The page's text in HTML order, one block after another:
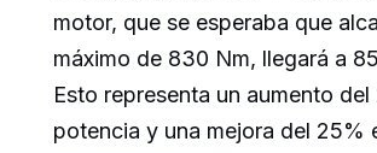
motor, que se esperaba que
máximo de 830 Nm, llegará a
Esto representa un aumento
potencia y una mejora del 25%